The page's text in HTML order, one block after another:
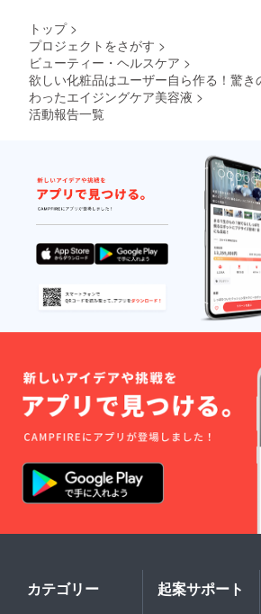
トップ >
プロジェクトをさがす >
ビューティー・ヘルスケア >
欲しい化粧品はユーザー自ら作る！驚
わったエイジングケア美容液 >
活動報告一覧
カテゴリー 起案サポート